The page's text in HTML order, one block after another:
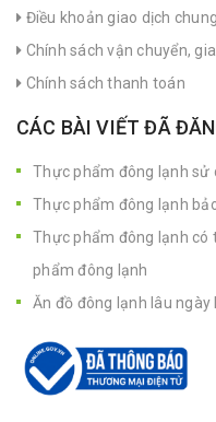
Điều khoản giao dịch chung
Chính sách vận chuyển,
Chính sách thanh toán
CÁC BÀI VIẾT ĐÃ
Thực phẩm đông lạnh sử
Thực phẩm đông lạnh
Thực phẩm đông lạnh có
phẩm đông lạnh
Ăn đồ đông lạnh lâu